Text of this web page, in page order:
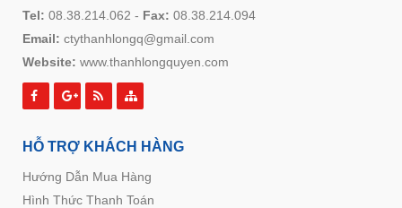
Tel: 08.38.214.062 - Fax: 08.38.214.094
Email: ctythanhlongq@gmail.com
Website: www.thanhlongquyen.com
HỖ TRỢ KHÁCH HÀNG
Hướng Dẫn Mua Hàng
Hình Thức Thanh Toán